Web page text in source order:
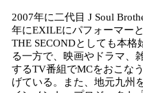
2007年に二代目 J Soul
年にEXILEにパフォーマー
THE SECONDとしても本
る一方で、映画やドラマ、
するTV番組でMCをおこな
げている。また、地元九州